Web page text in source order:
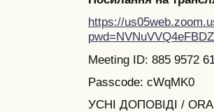
https://
Meeting ID: 885 9572
Passcode: cWqMK0
УСНІ ДОПОВІДІ /